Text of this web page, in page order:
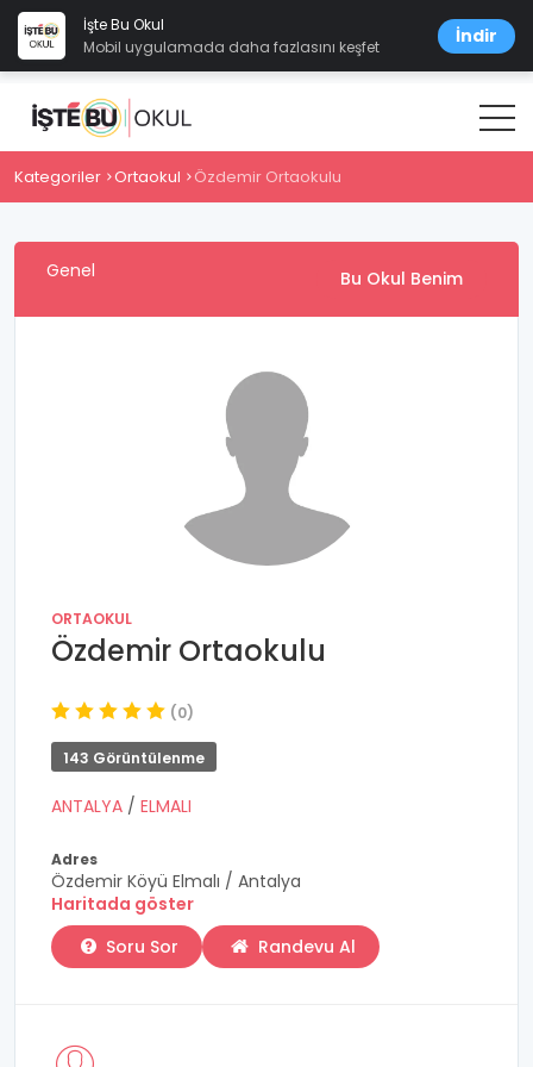
İşte Bu Okul
Mobil uygulamada daha fazlasını keşfet
İndir
Kategoriler Ortaokul Özdemir Ortaokulu
Genel Bu Okul Benim
ORTAOKUL
Özdemir Ortaokulu
(0)
143 Görüntülenme
ANTALYA / ELMALI
Adres
Özdemir Köyü Elmalı / Antalya
Haritada göster
Soru Sor
Randevu Al